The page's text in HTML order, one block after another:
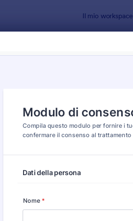
Il mio workspace
Classico
453